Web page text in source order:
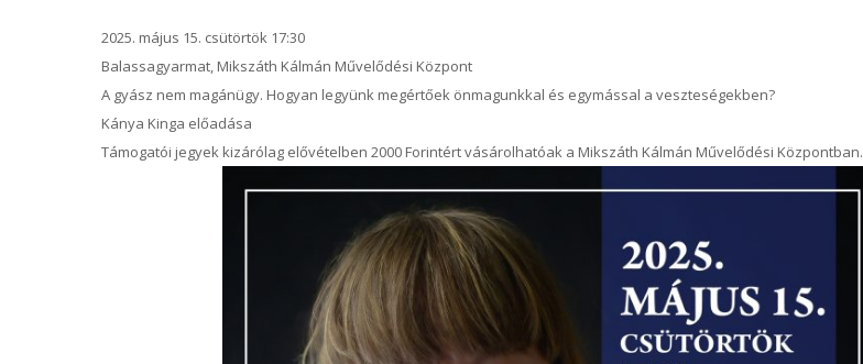
2025. május 15. csütörtök 17:30
Balassagyarmat, Mikszáth Kálmán Művelődési Központ
A gyász nem magánügy. Hogyan legyünk megértőek önmagunkkal és egymással a veszteségekben?
Kánya Kinga előadása
Támogatói jegyek kizárólag elővételben 2000 Forintért vásárolhatóak a Mikszáth Kálmán Művelődési Központban.